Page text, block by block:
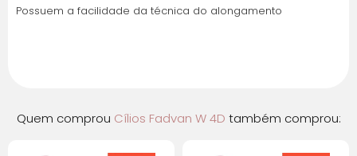
juros
Possuem a facilidade da técnica do alongamento
Quem comprou Cílios Fadvan W 4D também comprou: